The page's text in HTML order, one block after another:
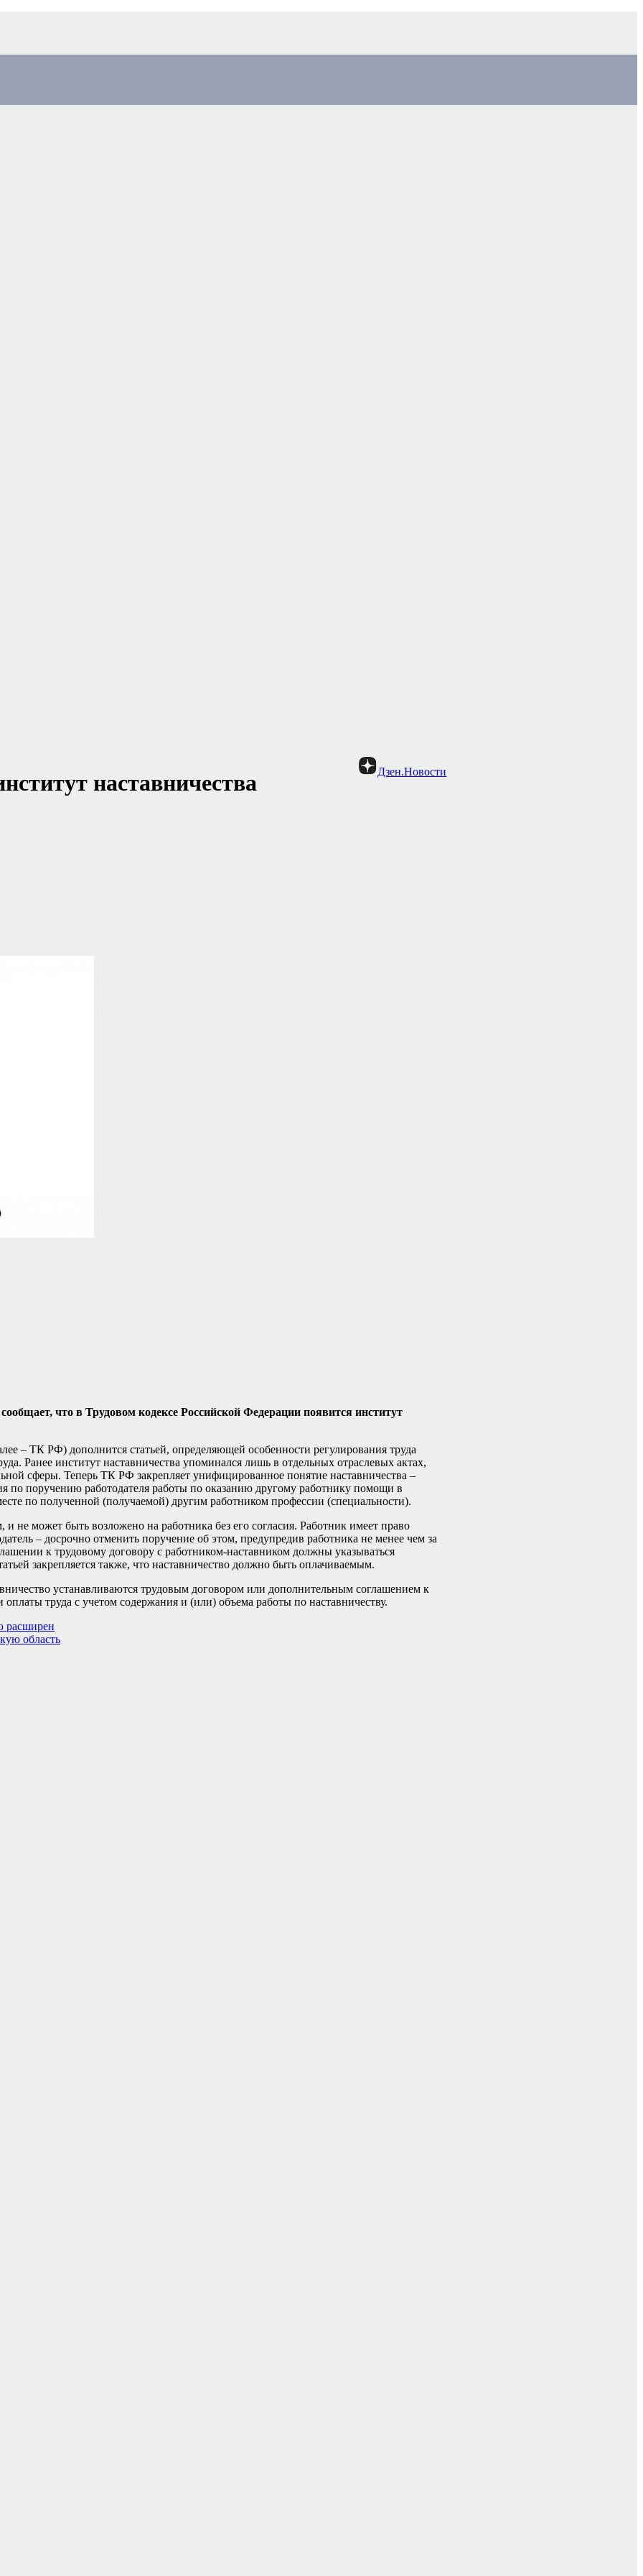
Дзен.Новости
наставничества
что в Трудовом кодексе Российской Федерации появится институт
– ТК РФ) дополнится статьей, определяющей особенности регулирования труда
Ранее институт наставничества упоминался лишь в отдельных отраслевых актах,
сферы. Теперь ТК РФ закрепляет унифицированное понятие наставничества –
по поручению работодателя работы по оказанию другому работнику помощи в
по полученной (получаемой) другим работником профессии (специальности).
может быть возложено на работника без его согласия. Работник имеет право
– досрочно отменить поручение об этом, предупредив работника не менее чем за
к трудовому договору с работником-наставником должны указываться
закрепляется также, что наставничество должно быть оплачиваемым.
устанавливаются трудовым договором или дополнительным соглашением к
труда с учетом содержания и (или) объема работы по наставничеству.
расширен
область